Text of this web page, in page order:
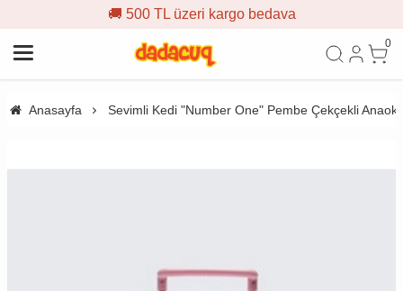
🚚 500 TL üzeri kargo bedava
0
Anasayfa Sevimli Kedi "Number One" Pembe Çekçekli